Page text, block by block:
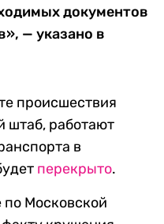
документов
— указано в
происшествия
штаб, работают
в
перекрыто.
по Московской